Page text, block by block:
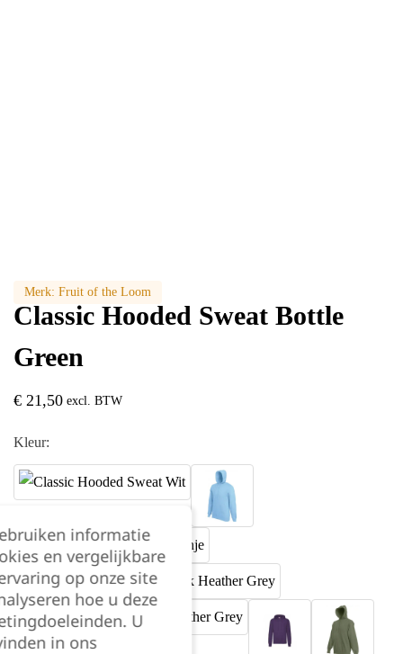
Merk: Fruit of the Loom
Classic Hooded Sweat Bottle
Green
€ 21,50 excl. BTW
Kleur:
informatie
en vergelijkbare
op onze site
hoe u deze
U
in ons